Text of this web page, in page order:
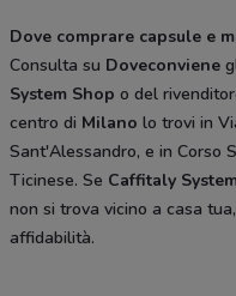
Dove comprare capsule e
Consulta su Doveconviene
System Shop o del
centro di Milano lo trovi in
Sant'Alessandro, e in Corso
Ticinese. Se Caffitaly
non si trova vicino a casa tua,
affidabilità.